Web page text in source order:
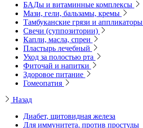
БАДы и витаминные комплексы
Мази, гели, бальзамы, кремы
Тамбуканские грязи и аппликаторы
Свечи (суппозитории)
Капли, масла, спреи
Пластырь лечебный
Уход за полостью рта
Фиточай и напитки
Здоровое питание
Гомеопатия
Назад
Диабет, щитовидная железа
Для иммунитета, против простуды